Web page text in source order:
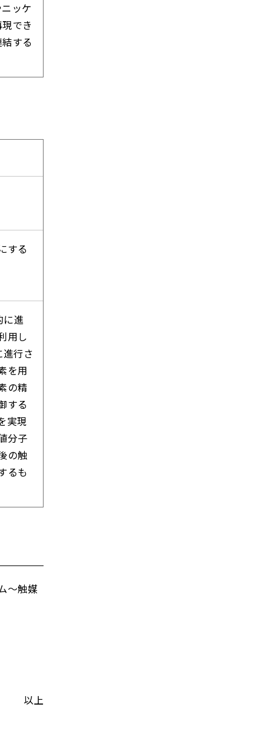
ッケ
でき
する
する
に進
用し
行さ
を用
の精
する
実現
分子
の触
るも
～触媒
以上